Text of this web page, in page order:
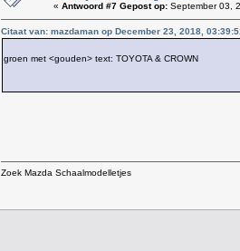
« Antwoord #7 Gepost op: September 03,
Citaat van: mazdaman op December 23, 2018,
groen met <gouden> text: TOYOTA & CROWN
Zoek Mazda Schaalmodelletjes